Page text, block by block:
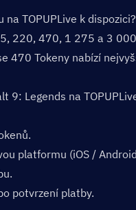
TOPUPLive k dispozici?
220, 470, 1 275 a 3
470 Tokeny nabízí
9: Legends na
platformu (iOS /
potvrzení platby.